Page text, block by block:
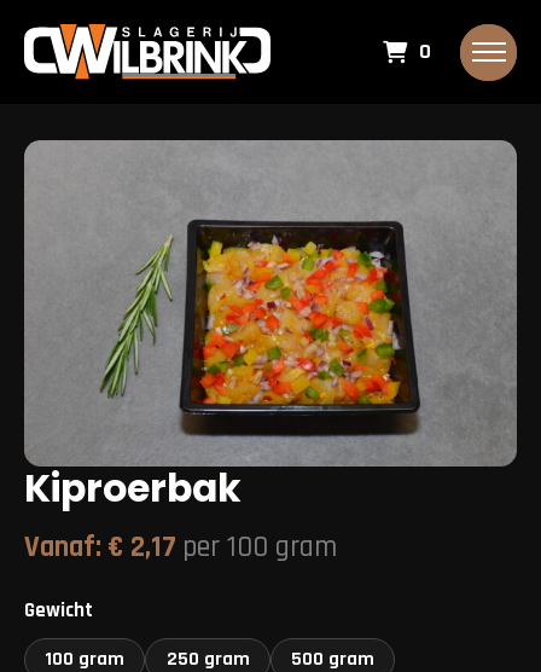
0
Kiproerbak
Vanaf: € 2,17 per 100 gram
Gewicht
100 gram 250 gram 500 gram